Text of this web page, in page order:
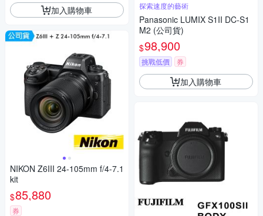
加入購物車
NIKON Z6III 24-105mm f/4-7.1
kit
$85,880
券
探索速度的藝術
Panasonic LUMIX S1II DC-S1
M2 (公司貨)
$98,900
挑戰低價 券
加入購物車